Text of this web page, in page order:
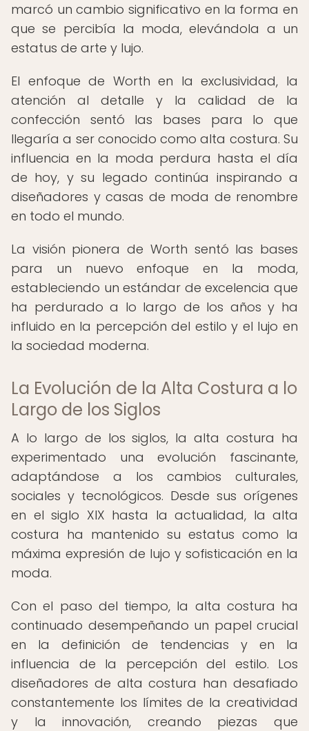
marcó un cambio significativo en la forma en
que se percibía la moda, elevándola a un
estatus de arte y lujo.
El enfoque de Worth en la exclusividad, la
atención al detalle y la calidad de la
confección sentó las bases para lo que
llegaría a ser conocido como alta costura. Su
influencia en la moda perdura hasta el día
de hoy, y su legado continúa inspirando a
diseñadores y casas de moda de renombre
en todo el mundo.
La visión pionera de Worth sentó las bases
para un nuevo enfoque en la moda,
estableciendo un estándar de excelencia que
ha perdurado a lo largo de los años y ha
influido en la percepción del estilo y el lujo en
la sociedad moderna.
La Evolución de la Alta Costura a lo
Largo de los Siglos
A lo largo de los siglos, la alta costura ha
experimentado una evolución fascinante,
adaptándose a los cambios culturales,
sociales y tecnológicos. Desde sus orígenes
en el siglo XIX hasta la actualidad, la alta
costura ha mantenido su estatus como la
máxima expresión de lujo y sofisticación en la
moda.
Con el paso del tiempo, la alta costura ha
continuado desempeñando un papel crucial
en la definición de tendencias y en la
influencia de la percepción del estilo. Los
diseñadores de alta costura han desafiado
constantemente los límites de la creatividad
y la innovación, creando piezas que